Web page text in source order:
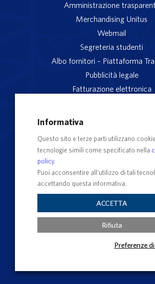
Amministrazione
Merchandising Unitus
Webmail
Segreteria studenti
Albo fornitori – Piattaforma
Pubblicità legale
Fatturazione elettronica
Servizio reclami
Sedi e Poli
Contatti e PEC
Albo Ufficiale di Ateneo
Impostazioni dei cookie
Informativa
Questo sito e terze parti utilizzano
tecnologie simili come specificato nella
policy.
Puoi acconsentire all’utilizzo di tali
accettando questa informativa.
ACCETTA
Rifiuta
Preferenze